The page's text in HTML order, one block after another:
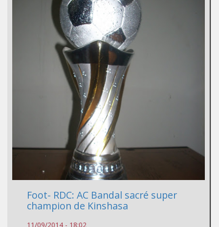
Foot- RDC: AC Bandal sacré super
champion de Kinshasa
11/09/2014 - 18:02